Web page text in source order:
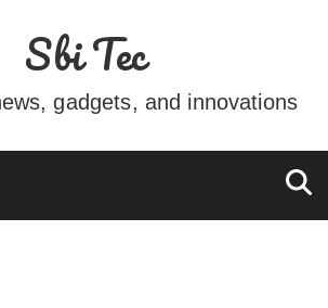
Sbi Tec
gadgets, and innovations